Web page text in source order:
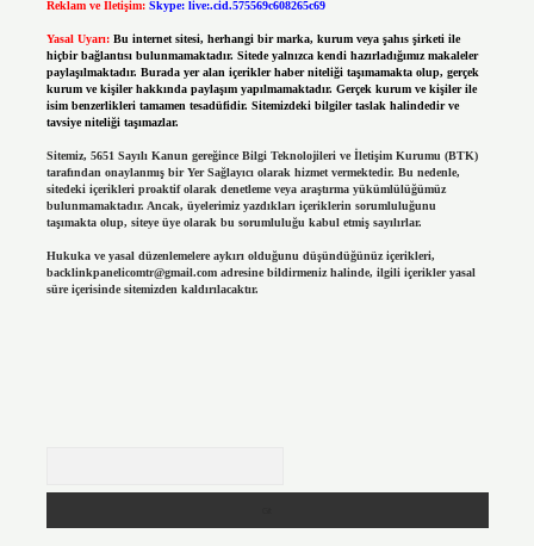
Reklam ve İletişim: Skype: live:.cid.575569c608265c69
Yasal Uyarı: Bu internet sitesi, herhangi bir marka, kurum veya şahıs şirketi ile
hiçbir bağlantısı bulunmamaktadır. Sitede yalnızca kendi hazırladığımız makaleler
paylaşılmaktadır. Burada yer alan içerikler haber niteliği taşımamakta olup, gerçek
kurum ve kişiler hakkında paylaşım yapılmamaktadır. Gerçek kurum ve kişiler ile
isim benzerlikleri tamamen tesadüfidir. Sitemizdeki bilgiler taslak halindedir ve
tavsiye niteliği taşımazlar.
Sitemiz, 5651 Sayılı Kanun gereğince Bilgi Teknolojileri ve İletişim Kurumu (BTK)
tarafından onaylanmış bir Yer Sağlayıcı olarak hizmet vermektedir. Bu nedenle,
sitedeki içerikleri proaktif olarak denetleme veya araştırma yükümlülüğümüz
bulunmamaktadır. Ancak, üyelerimiz yazdıkları içeriklerin sorumluluğunu
taşımakta olup, siteye üye olarak bu sorumluluğu kabul etmiş sayılırlar.
Hukuka ve yasal düzenlemelere aykırı olduğunu düşündüğünüz içerikleri,
backlinkpanelicomtr@gmail.comadresine bildirmeniz halinde, ilgili içerikler yasal
süre içerisinde sitemizden kaldırılacaktır.